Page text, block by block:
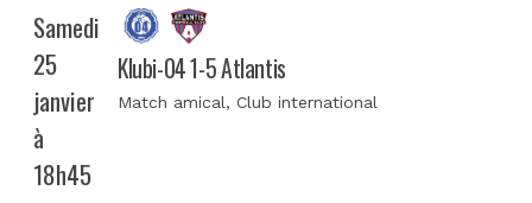
Samedi
25
janvier
à
18h45
Klubi-04 1-5 Atlantis
Match amical, Club international